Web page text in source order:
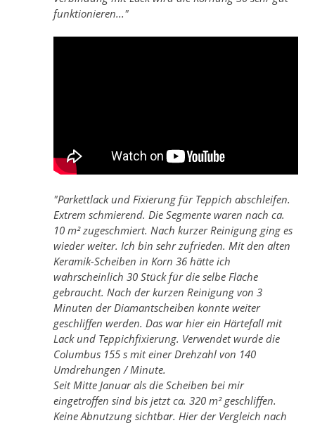
funktionieren..."
"Parkettlack und Fixierung für Teppich abschleifen.
Extrem schmierend. Die Segmente waren nach ca.
10 m² zugeschmiert. Nach kurzer Reinigung ging es
wieder weiter. Ich bin sehr zufrieden. Mit den alten
Keramik-Scheiben in Korn 36 hätte ich
wahrscheinlich 30 Stück für die selbe Fläche
gebraucht. Nach der kurzen Reinigung von 3
Minuten der Diamantscheiben konnte weiter
geschliffen werden. Das war hier ein Härtefall mit
Lack und Teppichfixierung. Verwendet wurde die
Columbus 155 s mit einer Drehzahl von 140
Umdrehungen / Minute.
Seit Mitte Januar als die Scheiben bei mir
eingetroffen sind bis jetzt ca. 320 m² geschliffen.
Keine Abnutzung sichtbar. Hier der Vergleich nach